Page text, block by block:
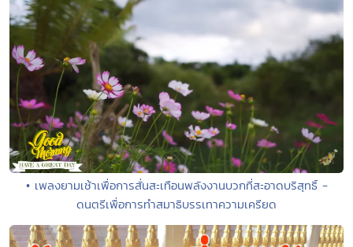
• เพลงยามเช้าเพื่อการสั่นสะเทือนพลังงานบวกที่สะอาดบริสุทธิ์ -
ดนตรีเพื่อการทำสมาธิบรรเทาความเครียด